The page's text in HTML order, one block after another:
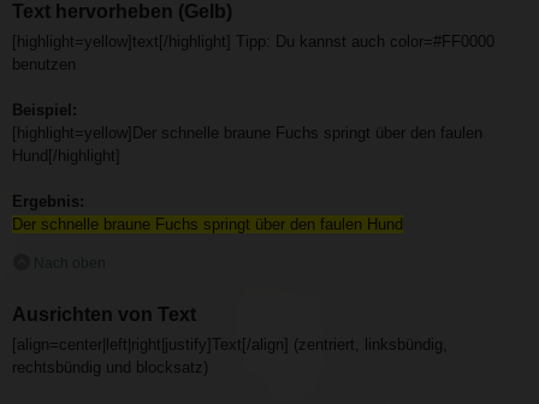
Text hervorheben (Gelb)
[highlight=yellow]text[/highlight] Tipp: Du kannst auch color=#FF0000
benutzen
Beispiel:
[highlight=yellow]Der schnelle braune Fuchs springt über den faulen
Hund[/highlight]
Ergebnis:
Der schnelle braune Fuchs springt über den faulen Hund
Nach oben
Ausrichten von Text
[align=center|left|right|justify]Text[/align] (zentriert, linksbündig,
rechtsbündig und blocksatz)